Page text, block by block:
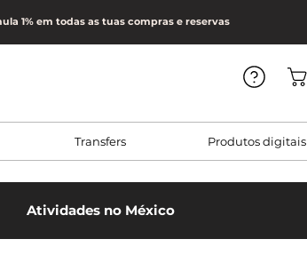
1% em todas as tuas compras e reservas
Transfers Produtos digitais
Atividades no México